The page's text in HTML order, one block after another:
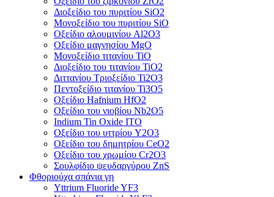
Διοξείδιο του πυριτίου SiO2
Μονοξείδιο του πυριτίου SiO
Οξείδιο αλουμινίου Al2O3
Οξείδιο μαγνησίου MgO
Μονοξείδιο τιτανίου TiO
Διοξείδιο του τιτανίου TiO2
Διττανίου Τριοξείδιο Ti2O3
Πεντοξείδιο τιτανίου Ti3O5
Οξείδιο Hafnium HfO2
Οξείδιο του νιοβίου Nb2O5
Indium Tin Oxide ITO
Οξείδιο του υττρίου Y2O3
Οξείδιο του δημητρίου CeO2
Οξείδιο του χρωμίου Cr2O3
Σουλφίδιο ψευδαργύρου ZnS
Φθοριούχα σπάνια γη
Yttrium Fluoride YF3